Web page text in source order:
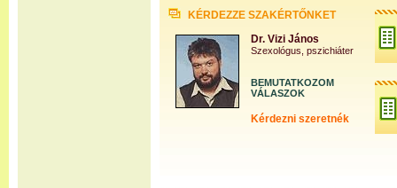
KÉRDEZZE SZAKÉRTŐNKET
Dr. Vizi János
Szexológus, pszichiáter
BEMUTATKOZOM
VÁLASZOK
Kérdezni szeretnék